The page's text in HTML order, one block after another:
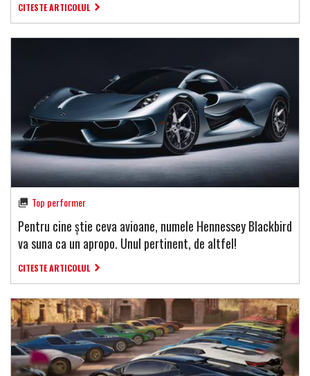
CITESTE ARTICOLUL
Top performer
Pentru cine știe ceva avioane, numele Hennessey Blackbird
va suna ca un apropo. Unul pertinent, de altfel!
CITESTE ARTICOLUL